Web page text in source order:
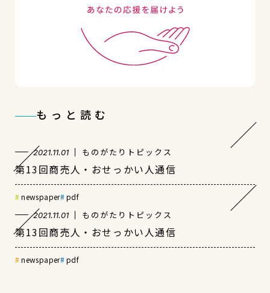
もっと読む
2021.11.01 ものがたりトピックス
第13回商売人・おせっかい人通信
newspaper pdf
2021.11.01 ものがたりトピックス
第13回商売人・おせっかい人通信
newspaper pdf